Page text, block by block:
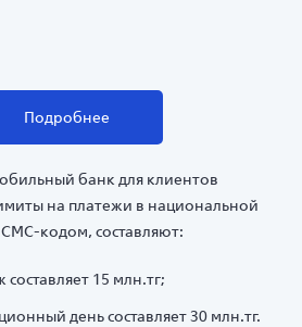
Подробнее
банк для клиентов
на платежи в национальной
кодом, составляют:
15 млн.тг;
день составляет 30 млн.тг.